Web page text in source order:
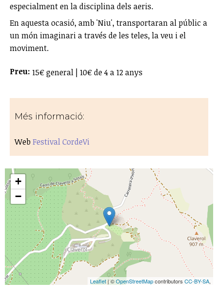
especialment en la disciplina dels aeris.
En aquesta ocasió, amb 'Niu', transportaran al públic a
un món imaginari a través de les teles, la veu i el
moviment.
Preu: 15€ general | 10€ de 4 a 12 anys
Més informació:
WebFestival CordeVi
+
−
Leaflet| ©OpenStreetMapcontributors CC-BY-SA,